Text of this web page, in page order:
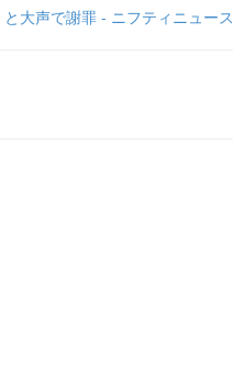
大声で謝罪 - ニフティニュース